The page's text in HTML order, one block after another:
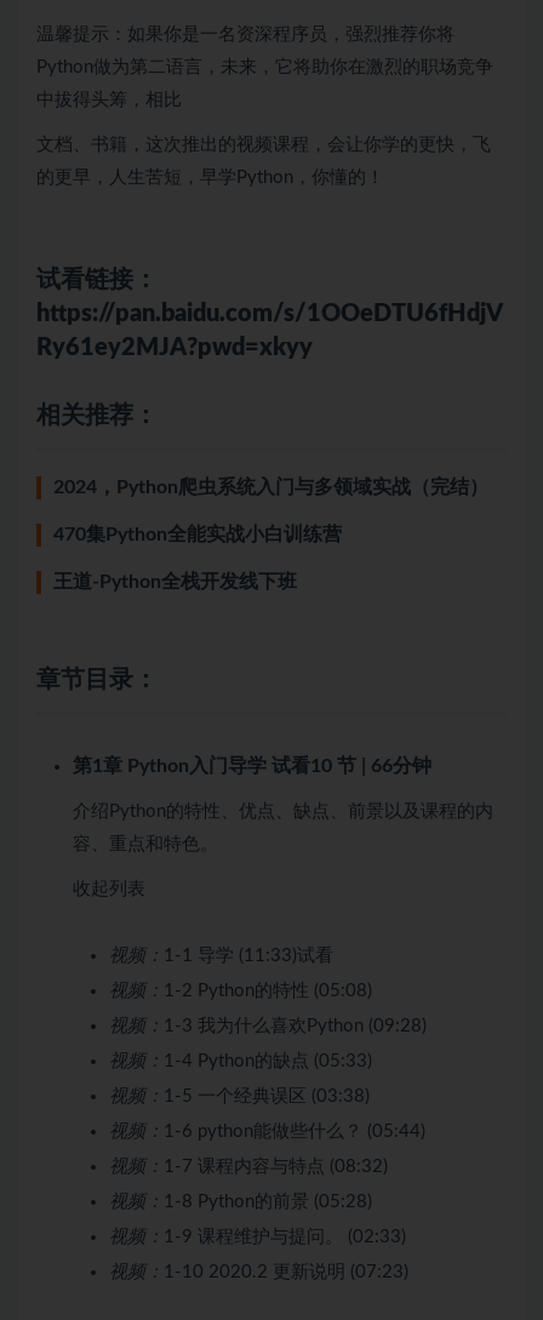
温馨提示：如果你是一名资深程序员，强烈推荐你将
Python做为第二语言，未来，它将助你在激烈的职场竞争
中拔得头筹，相比
文档、书籍，这次推出的视频课程，会让你学的更快，飞
的更早，人生苦短，早学Python，你懂的！
试看链接：
https://pan.baidu.com/s/1OOeDTU6fHdjV
Ry61ey2MJA?pwd=xkyy
相关推荐：
2024，Python爬虫系统入门与多领域实战（完结）
470集Python全能实战小白训练营
王道-Python全栈开发线下班
章节目录：
第1章 Python入门导学 试看10 节 | 66分钟
介绍Python的特性、优点、缺点、前景以及课程的内
容、重点和特色。
收起列表
视频： 1-1 导学 (11:33)试看
视频： 1-2 Python的特性 (05:08)
视频： 1-3 我为什么喜欢Python (09:28)
视频： 1-4 Python的缺点 (05:33)
视频： 1-5 一个经典误区 (03:38)
视频： 1-6 python能做些什么？ (05:44)
视频： 1-7 课程内容与特点 (08:32)
视频： 1-8 Python的前景 (05:28)
视频： 1-9 课程维护与提问。 (02:33)
视频： 1-10 2020.2 更新说明 (07:23)